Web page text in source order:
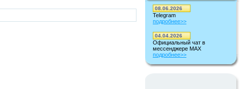
08.06.2026
Telegram
подробнее>>
04.04.2026
Официальный чат в
мессенджере MAX
подробнее>>